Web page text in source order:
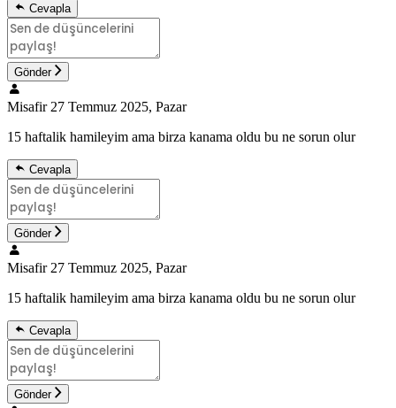
Cevapla
Gönder
Misafir 27 Temmuz 2025, Pazar
15 haftalik hamileyim ama birza kanama oldu bu ne sorun olur
Cevapla
Gönder
Misafir 27 Temmuz 2025, Pazar
15 haftalik hamileyim ama birza kanama oldu bu ne sorun olur
Cevapla
Gönder